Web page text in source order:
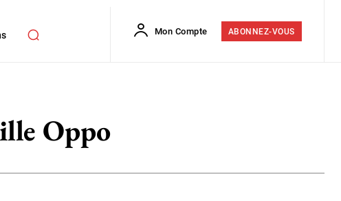
Mon Compte ABONNEZ-VOUS
Oppo